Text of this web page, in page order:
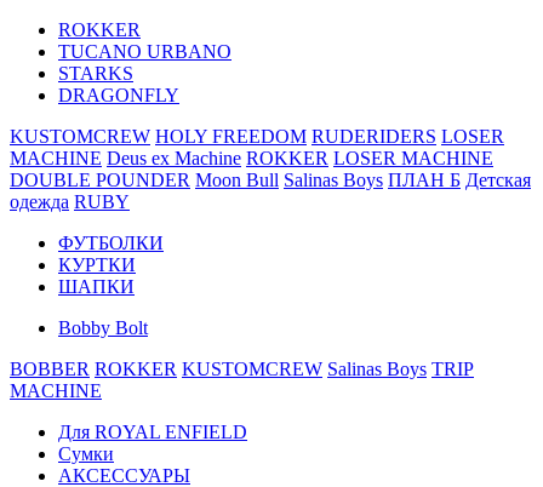
ROKKER
TUCANO URBANO
STARKS
DRAGONFLY
KUSTOMCREW HOLY FREEDOM RUDERIDERS LOSER
MACHINE Deus ex Machine ROKKER LOSER MACHINE
DOUBLE POUNDER Moon Bull Salinas Boys ПЛАН Б Детская
одежда RUBY
ФУТБОЛКИ
КУРТКИ
ШАПКИ
Bobby Bolt
BOBBER ROKKER KUSTOMCREW Salinas Boys TRIP
MACHINE
Для ROYAL ENFIELD
Сумки
АКСЕССУАРЫ